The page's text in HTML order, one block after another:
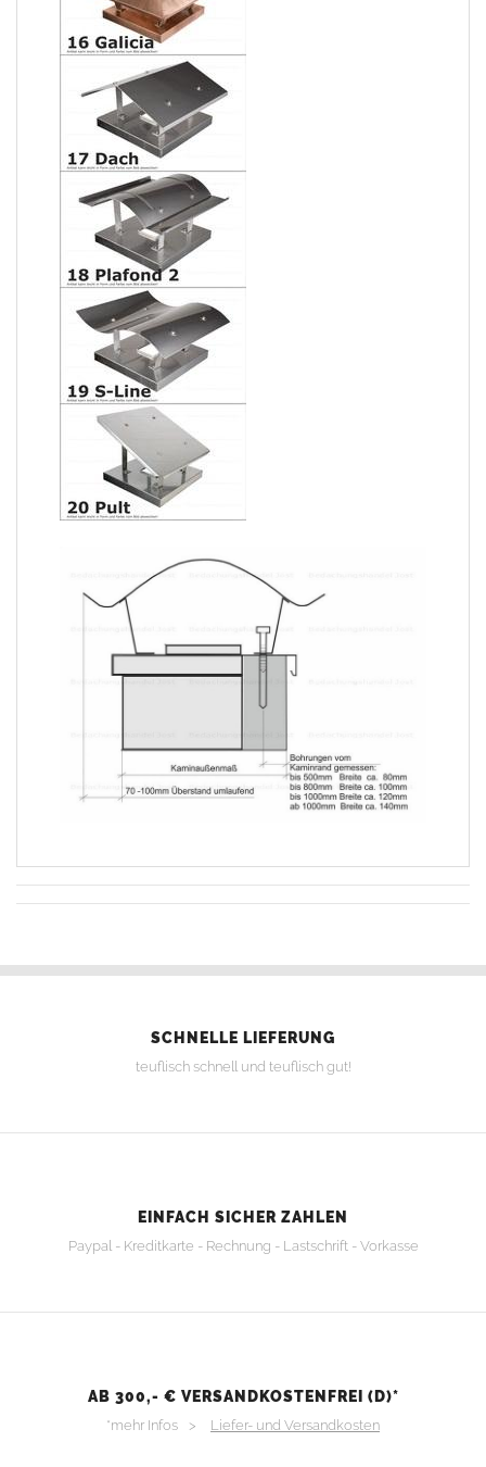
SCHNELLE LIEFERUNG
teuflisch schnell und teuflisch gut!
EINFACH SICHER ZAHLEN
Paypal - Kreditkarte - Rechnung - Lastschrift - Vorkasse
AB 300,- € VERSANDKOSTENFREI (D)*
*mehr Infos > Liefer- und Versandkosten